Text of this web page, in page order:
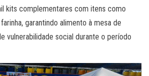
kits complementares com itens como
garantindo alimento à mesa de
vulnerabilidade social durante o período